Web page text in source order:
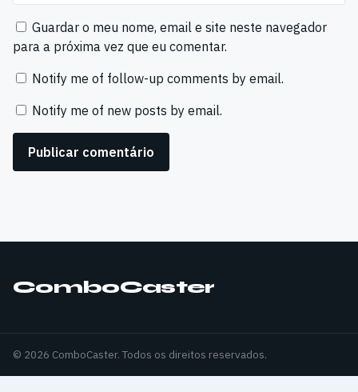
Guardar o meu nome, email e site neste navegador
para a próxima vez que eu comentar.
Notify me of follow-up comments by email.
Notify me of new posts by email.
ComboCaster
© 2026 ComboCaster. Todos os direitos reservados.